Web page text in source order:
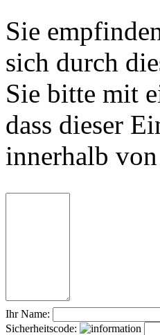
Sie
sich durch
Sie bitte mit
dass dieser
innerhalb
Ihr Name:
Sicherheitscode: